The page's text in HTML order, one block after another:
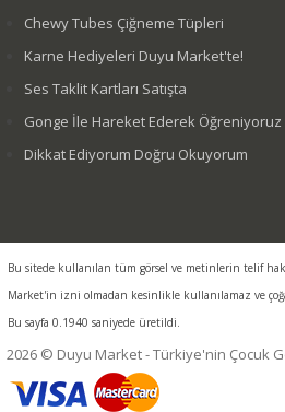
Chewy Tubes Çiğneme Tüpleri
Karne Hediyeleri Duyu Market'te!
Ses Taklit Kartları Satışta
Gonge İle Hareket Ederek Öğreniyoruz
Dikkat Ediyorum Doğru Okuyorum
Bu sitede kullanılan tüm görsel ve metinlerin telif
Market'in izni olmadan kesinlikle kullanılamaz ve
Bu sayfa 0.1940 saniyede üretildi.
2026 © Duyu Market - Türkiye'nin Çocuk